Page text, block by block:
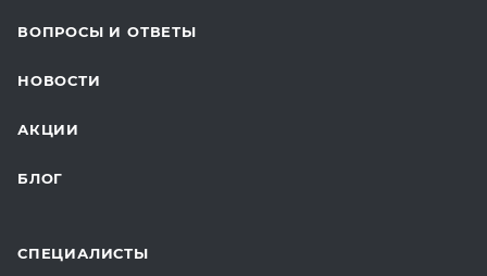
ДЛЯ БУДУЩИХ МАМ
ВОПРОСЫ И ОТВЕТЫ
НОВОСТИ
АКЦИИ
БЛОГ
СПЕЦИАЛИСТЫ